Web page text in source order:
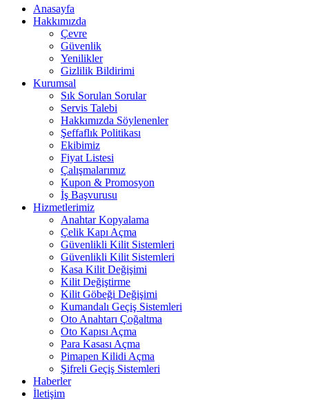
Anasayfa
Hakkımızda
Çevre
Güvenlik
Yenilikler
Gizlilik Bildirimi
Kurumsal
Sık Sorulan Sorular
Servis Talebi
Hakkımızda Söylenenler
Şeffaflık Politikası
Ekibimiz
Fiyat Listesi
Çalışmalarımız
Kupon & Promosyon
İş Başvurusu
Hizmetlerimiz
Anahtar Kopyalama
Çelik Kapı Açma
Güvenlikli Kilit Sistemleri
Güvenlikli Kilit Sistemleri
Kasa Kilit Değişimi
Kilit Değiştirme
Kilit Göbeği Değişimi
Kumandalı Geçiş Sistemleri
Oto Anahtarı Çoğaltma
Oto Kapısı Açma
Para Kasası Açma
Pimapen Kilidi Açma
Şifreli Geçiş Sistemleri
Haberler
İletişim